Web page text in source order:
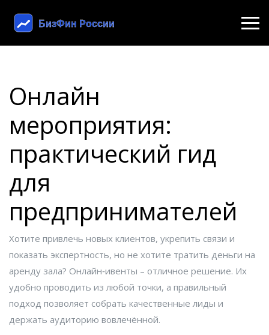
Онлайн
мероприятия:
практический гид
для
предпринимателей
Хотите привлечь новых клиентов, укрепить связи и
показать экспертность, но не хотите тратить деньги на
аренду зала? Онлайн‑ивенты – отличное решение. Их
удобно проводить из любой точки, а правильный
подход позволяет собрать качественные лиды и
держать аудиторию вовлечённой.